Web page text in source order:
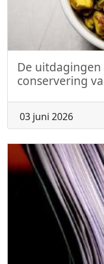
De
conservering
03 juni 2026